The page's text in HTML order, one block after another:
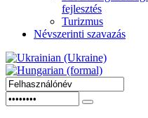
fejlesztés
Turizmus
Névszerinti szavazás